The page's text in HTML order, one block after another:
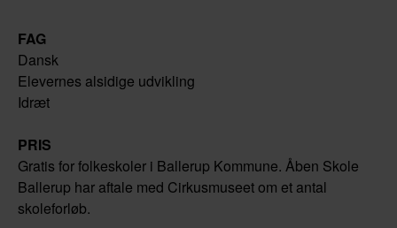
FAG
Dansk
Elevernes alsidige udvikling
Idræt
PRIS
Gratis for folkeskoler i Ballerup Kommune. Åben Skole
Ballerup har aftale med Cirkusmuseet om et antal
skoleforløb.